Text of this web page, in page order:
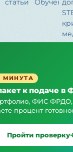
статьи
Обучение
МИНУТА
к подаче в
ФИС
процент
Пройти проверку